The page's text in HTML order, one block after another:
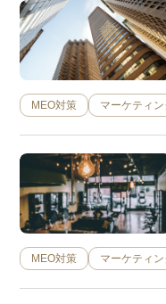
MEO対策 マーケティ
MEO対策 マーケティ